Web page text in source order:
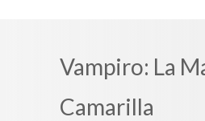
Vampiro: La
Camarilla